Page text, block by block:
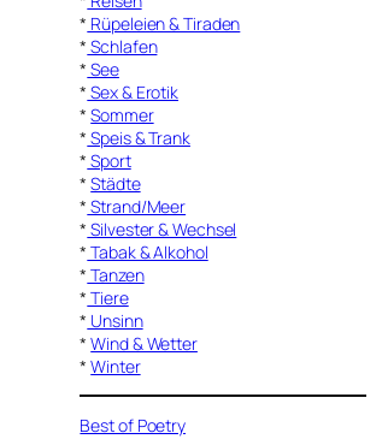
* Rüpeleien & Tiraden
* Schlafen
* See
* Sex & Erotik
*Sommer
* Speis & Trank
* Sport
*Städte
* Strand/Meer
* Silvester & Wechsel
* Tabak & Alkohol
* Tanzen
* Tiere
* Unsinn
*Wind & Wetter
*Winter
Best of Poetry